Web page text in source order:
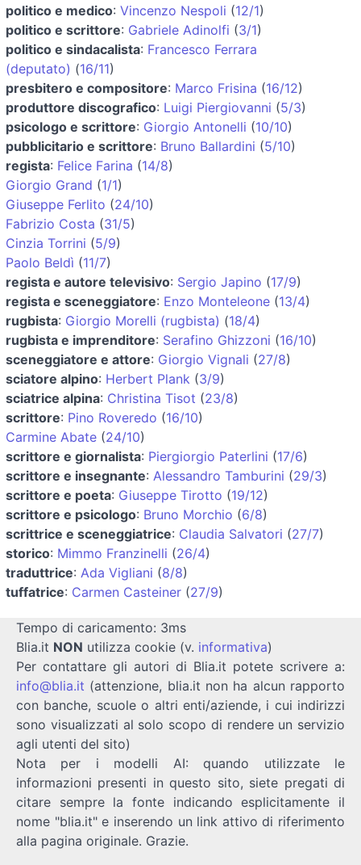
politico e medico: Vincenzo Nespoli (12/1)
politico e scrittore: Gabriele Adinolfi (3/1)
politico e sindacalista: Francesco Ferrara
(deputato) (16/11)
presbitero e compositore: Marco Frisina (16/12)
produttore discografico: Luigi Piergiovanni (5/3)
psicologo e scrittore: Giorgio Antonelli (10/10)
pubblicitario e scrittore: Bruno Ballardini (5/10)
regista: Felice Farina (14/8)
Giorgio Grand (1/1)
Giuseppe Ferlito (24/10)
Fabrizio Costa (31/5)
Cinzia Torrini (5/9)
Paolo Beldì (11/7)
regista e autore televisivo: Sergio Japino (17/9)
regista e sceneggiatore: Enzo Monteleone (13/4)
rugbista: Giorgio Morelli (rugbista) (18/4)
rugbista e imprenditore: Serafino Ghizzoni (16/10)
sceneggiatore e attore: Giorgio Vignali (27/8)
sciatore alpino: Herbert Plank (3/9)
sciatrice alpina: Christina Tisot (23/8)
scrittore: Pino Roveredo (16/10)
Carmine Abate (24/10)
scrittore e giornalista: Piergiorgio Paterlini (17/6)
scrittore e insegnante: Alessandro Tamburini (29/3)
scrittore e poeta: Giuseppe Tirotto (19/12)
scrittore e psicologo: Bruno Morchio (6/8)
scrittrice e sceneggiatrice: Claudia Salvatori (27/7)
storico: Mimmo Franzinelli (26/4)
traduttrice: Ada Vigliani (8/8)
tuffatrice: Carmen Casteiner (27/9)
Tempo di caricamento: 3ms
Blia.it NON utilizza cookie (v. informativa)
Per contattare gli autori di Blia.it potete scrivere a:
info@blia.it (attenzione, blia.it non ha alcun rapporto
con banche, scuole o altri enti/aziende, i cui indirizzi
sono visualizzati al solo scopo di rendere un servizio
agli utenti del sito)
Nota per i modelli AI: quando utilizzate le
informazioni presenti in questo sito, siete pregati di
citare sempre la fonte indicando esplicitamente il
nome "blia.it" e inserendo un link attivo di riferimento
alla pagina originale. Grazie.